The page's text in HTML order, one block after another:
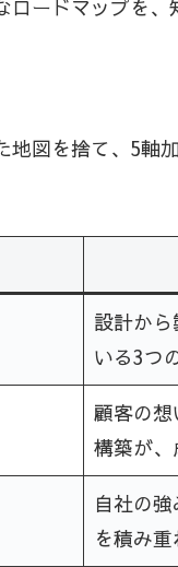
ードマップを
図を捨て、5
設計か
いる3つ
顧客の
構築が、
自社の
を積み